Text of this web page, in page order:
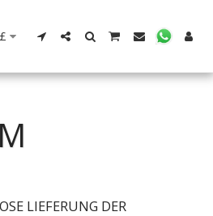
£
LIEFERUNG DER